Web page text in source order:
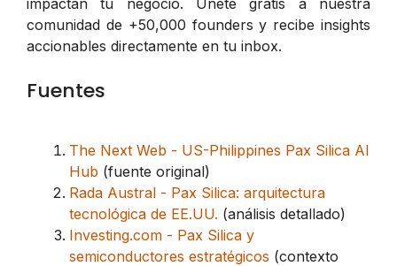
comunidad de +50,000 founders y recibe insights
accionables directamente en tu inbox.
Fuentes
The Next Web - US-Philippines Pax Silica AI
Hub (fuente original)
Rada Austral - Pax Silica: arquitectura
tecnológica de EE.UU. (análisis detallado)
Investing.com - Pax Silica y
semiconductores estratégicos (contexto